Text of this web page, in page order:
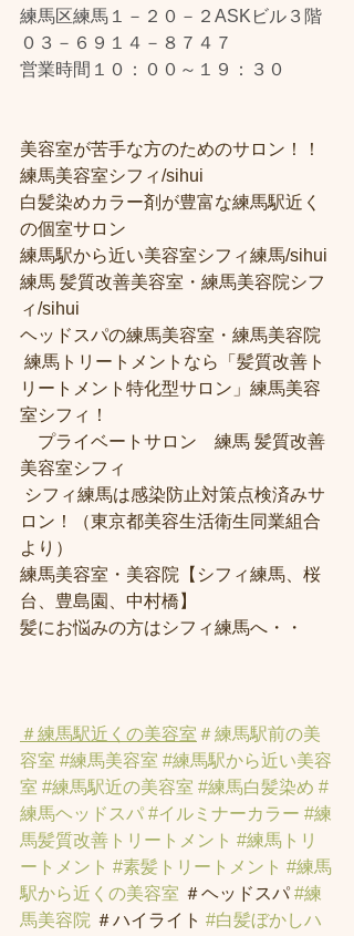
練馬区練馬１－２０－２ASKビル３階
０３－６９１４－８７４７
営業時間１０：００～１９：３０
美容室が苦手な方のためのサロン！！
練馬美容室シフィ/sihui
白髪染めカラー剤が豊富な練馬駅近く
の個室サロン
練馬駅から近い美容室シフィ練馬/sihui
練馬 髪質改善美容室・練馬美容院シフ
ィ/sihui
ヘッドスパの練馬美容室・練馬美容院
リートメント特化型サロン」練馬美容
室シフィ！
プライベートサロン　練馬 髪質改善
美容室シフィ
ロン！（東京都美容生活衛生同業組合
より）
練馬美容室・美容院【シフィ練馬、桜
台、豊島園、中村橋】
髪にお悩みの方はシフィ練馬へ・・
＃練馬駅近くの美容室 ＃練馬駅前の美
容室 #練馬美容室 #練馬駅から近い美容
室 #練馬駅近の美容室 #練馬白髪染め #
練馬ヘッドスパ #イルミナーカラー #練
馬髪質改善トリートメント #練馬トリ
ートメント #素髪トリートメント #練馬
駅から近くの美容室 ＃ヘッドスパ #練
馬美容院 ＃ハイライト #白髪ぼかしハ